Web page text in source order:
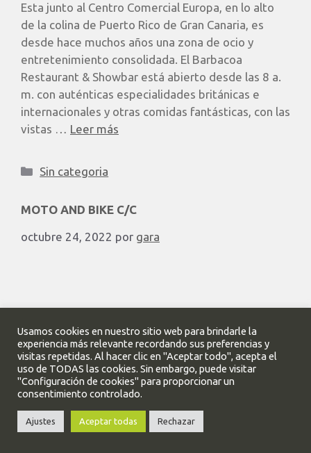
Esta junto al Centro Comercial Europa, en lo alto
de la colina de Puerto Rico de Gran Canaria, es
desde hace muchos años una zona de ocio y
entretenimiento consolidada. El Barbacoa
Restaurant & Showbar está abierto desde las 8 a.
m. con auténticas especialidades británicas e
internacionales y otras comidas fantásticas, con las
vistas … Leer más
Sin categoria
MOTO AND BIKE C/C
octubre 24, 2022 por gara
de motos y bicicletas en Gran Canaria desde 1990,
cuentan con una flota de más de 90 motos y 100
bicicletas. Disponen de dos oficinas en la zona sur
de la isla de Gran Canaria, ubicadas en Playa del
Inglés y Puerto Rico (Mogán) donde estarán …
Leer más
Usamos cookies en nuestro sitio web para brindarle la
experiencia más relevante recordando sus preferencias y
visitas repetidas. Al hacer clic en "Aceptar todo", acepta el
uso de TODAS las cookies. Sin embargo, puede visitar
"Configuración de cookies" para proporcionar un
consentimiento controlado.
Ajustes Aceptar todas Rechazar